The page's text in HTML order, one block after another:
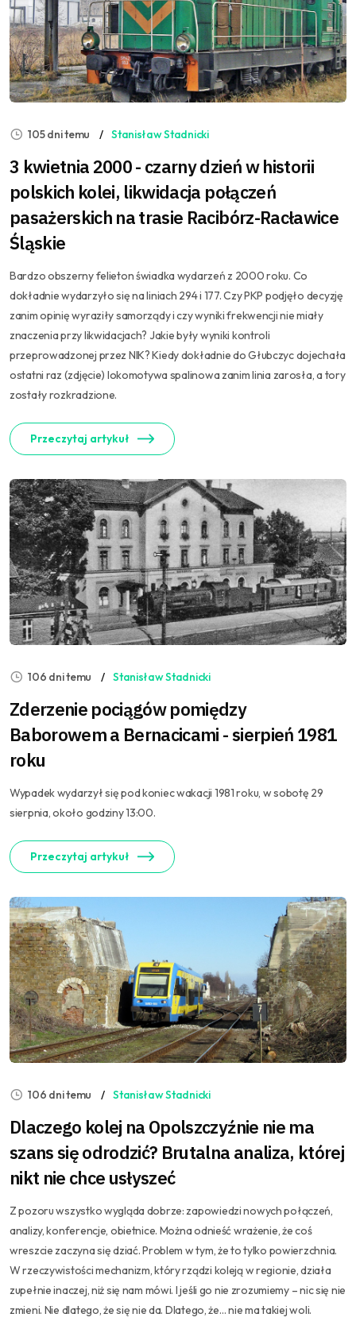
105 dni temu Stanisław Stadnicki
3 kwietnia 2000 - czarny dzień w historii
polskich kolei, likwidacja połączeń
pasażerskich na trasie Racibórz-Racławice
Śląskie
Bardzo obszerny felieton świadka wydarzeń z 2000 roku. Co
dokładnie wydarzyło się na liniach 294 i 177. Czy PKP podjęło decyzję
zanim opinię wyraziły samorządy i czy wyniki frekwencji nie miały
znaczenia przy likwidacjach? Jakie były wyniki kontroli
przeprowadzonej przez NIK? Kiedy dokładnie do Głubczyc dojechała
ostatni raz (zdjęcie) lokomotywa spalinowa zanim linia zarosła, a tory
zostały rozkradzione.
Przeczytaj artykuł
106 dni temu Stanisław Stadnicki
Zderzenie pociągów pomiędzy
Baborowem a Bernacicami - sierpień 1981
roku
Wypadek wydarzył się pod koniec wakacji 1981 roku, w sobotę 29
sierpnia, około godziny 13:00.
Przeczytaj artykuł
106 dni temu Stanisław Stadnicki
Dlaczego kolej na Opolszczyźnie nie ma
szans się odrodzić? Brutalna analiza, której
nikt nie chce usłyszeć
Z pozoru wszystko wygląda dobrze: zapowiedzi nowych połączeń,
analizy, konferencje, obietnice. Można odnieść wrażenie, że coś
wreszcie zaczyna się dziać. Problem w tym, że to tylko powierzchnia.
W rzeczywistości mechanizm, który rządzi koleją w regionie, działa
zupełnie inaczej, niż się nam mówi. I jeśli go nie zrozumiemy – nic się nie
zmieni. Nie dlatego, że się nie da. Dlatego, że… nie ma takiej woli.